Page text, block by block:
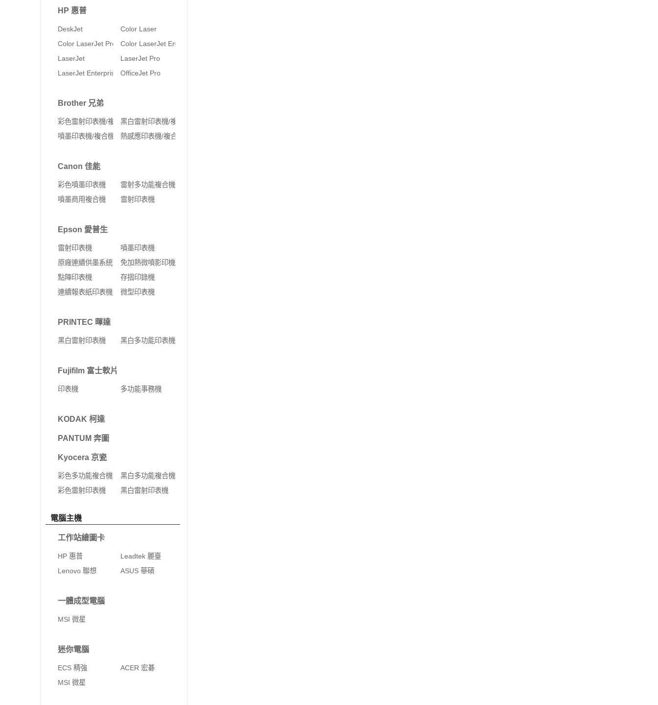
HP 惠普
DeskJet
Color Laser
Color LaserJet Pro
Color LaserJet Enterprise
LaserJet
LaserJet Pro
LaserJet Enterprise
OfficeJet Pro
Brother 兄弟
彩色雷射印表機/複合機黑白雷射印表機/複合機
噴墨印表機/複合機
熱感應印表機/複合機
Canon 佳能
彩色噴墨印表機
雷射多功能複合機
噴墨商用複合機
雷射印表機
Epson 愛普生
雷射印表機
噴墨印表機
原廠連續供墨系統
免加熱微噴影印機
點陣印表機
存摺印錄機
連續報表紙印表機
微型印表機
PRINTEC 暉達
黑白雷射印表機 黑白多功能印表機
Fujifilm 富士軟片
印表機 多功能事務機
KODAK 柯達
PANTUM 奔圖
Kyocera 京瓷
彩色多功能複合機
黑白多功能複合機
彩色雷射印表機
黑白雷射印表機
電腦主機
工作站繪圖卡
HP 惠普
Leadtek 麗臺
Lenovo 聯想
ASUS 華碩
一體成型電腦
MSI 微星
迷你電腦
ECS 精強
ACER 宏碁
MSI 微星